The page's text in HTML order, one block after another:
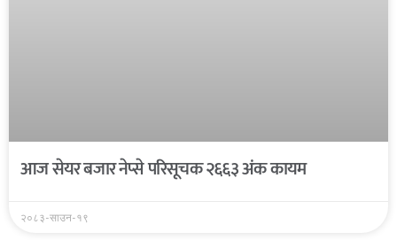
आज सेयर बजार नेप्से परिसूचक २६६३ अंक कायम
२०८३-साउन-१९